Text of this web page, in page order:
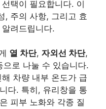
택이 필요합니다. 이
, 주의 사항, 그리고 효
려드립니다.
열 차단, 자외선 차단,
로 나눌 수 있습니다.
차량 내부 온도가 급
다. 특히, 유리창을 통
피부 노화와 각종 질